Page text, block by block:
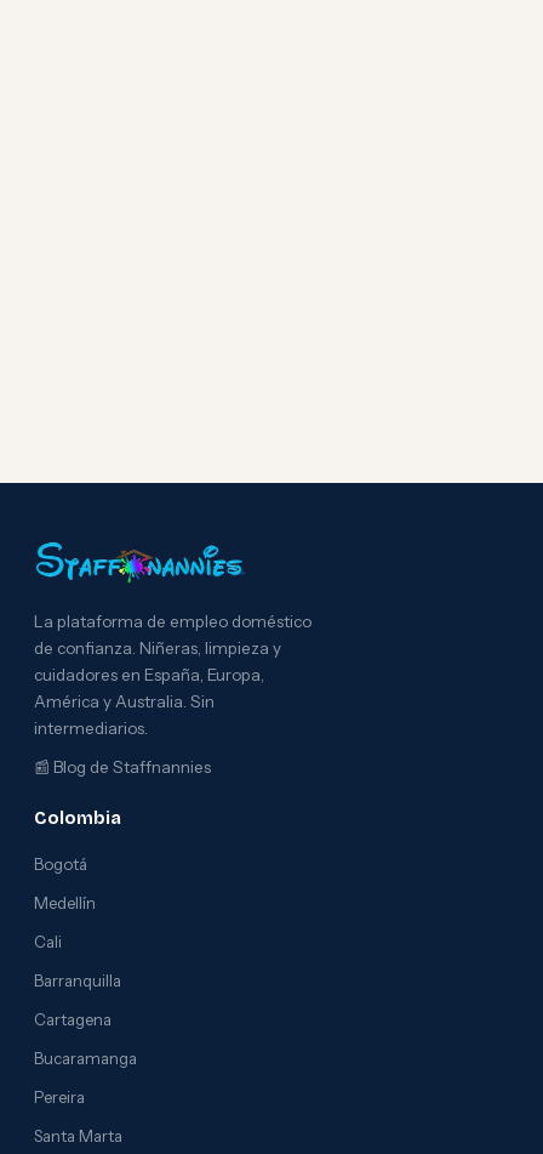
La plataforma de empleo doméstico
de confianza. Niñeras, limpieza y
cuidadores en España, Europa,
América y Australia. Sin
intermediarios.
📰 Blog de Staffnannies
Colombia
Bogotá
Medellín
Cali
Barranquilla
Cartagena
Bucaramanga
Pereira
Santa Marta